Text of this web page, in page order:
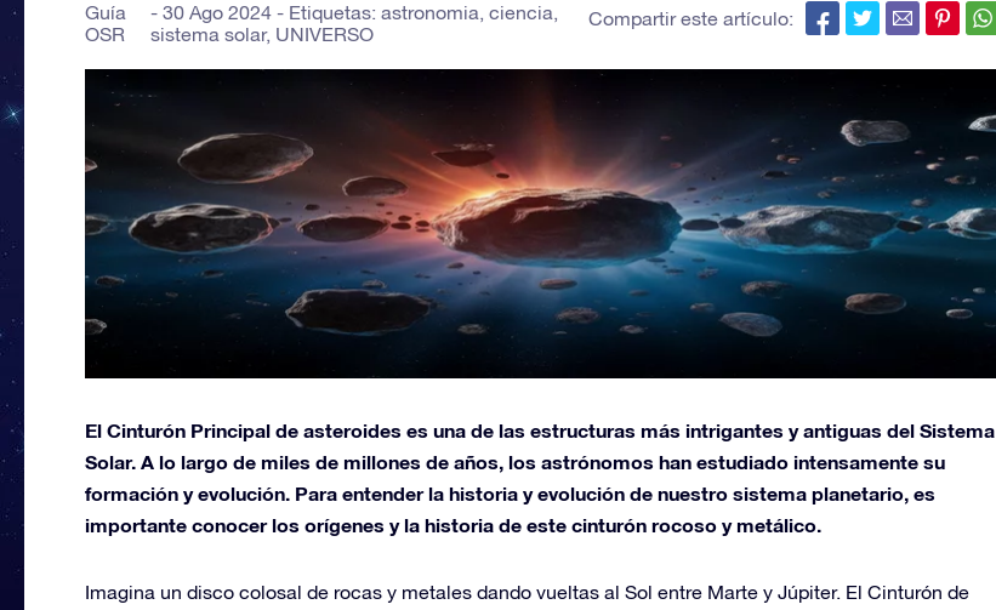
Guía
OSR
30 Ago 2024 - Etiquetas: astronomia, ciencia,
sistema solar, UNIVERSO
Compartir este artículo:
El Cinturón Principal de asteroides es una de las estructuras más intrigantes y antiguas del Sistema
Solar. A lo largo de miles de millones de años, los astrónomos han estudiado intensamente su
formación y evolución. Para entender la historia y evolución de nuestro sistema planetario, es
importante conocer los orígenes y la historia de este cinturón rocoso y metálico.
Imagina un disco colosal de rocas y metales dando vueltas al Sol entre Marte y Júpiter. El Cinturón de